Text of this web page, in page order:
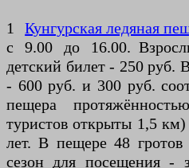
1Кунгурская ледяная
с 9.00 до 16.00.
детский билет - 250 руб.
- 600 руб. и 300 руб.
пещера
туристов открыты 1,5
лет. В пещере 48
сезон для посещения -